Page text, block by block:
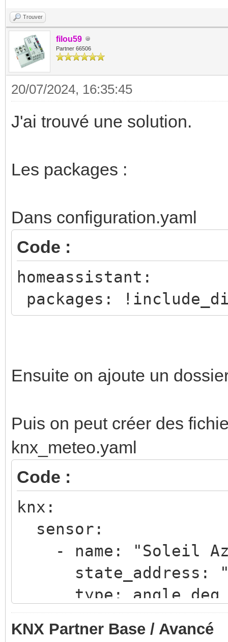
Trouver
filou59
Partner 66506
20/07/2024, 16:35:45
J'ai trouvé une solution.
Les packages :
Dans configuration.yaml
Code :
homeassistant:
packages:
Ensuite on ajoute un
Puis on peut créer des
knx_meteo.yaml
Code :
knx:
sensor:
- name: "Soleil
state_address:
type: angle_deg
- name: "Soleil
KNX Partner Base / Avancé